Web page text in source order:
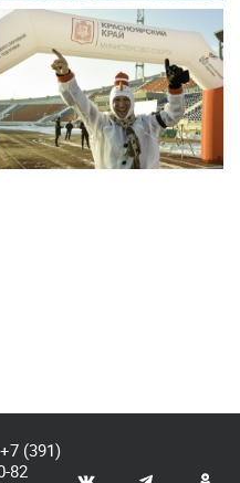
+7 (391)
82